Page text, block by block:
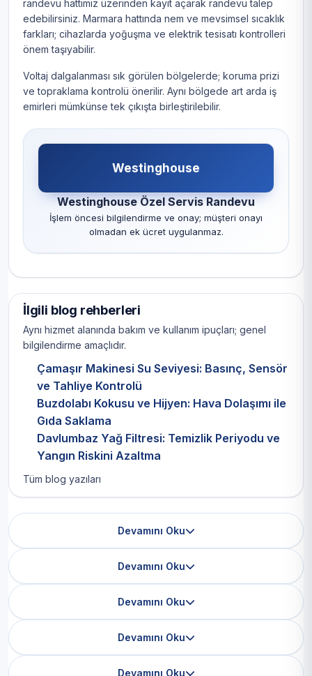
randevu hattımız üzerinden kayıt açarak randevu talep
edebilirsiniz. Marmara hattında nem ve mevsimsel sıcaklık
farkları; cihazlarda yoğuşma ve elektrik tesisatı kontrolleri
önem taşıyabilir.
Voltaj dalgalanması sık görülen bölgelerde; koruma prizi
ve topraklama kontrolü önerilir. Aynı bölgede art arda iş
emirleri mümkünse tek çıkışta birleştirilebilir.
Westinghouse
Westinghouse Özel Servis Randevu
İşlem öncesi bilgilendirme ve onay; müşteri onayı
olmadan ek ücret uygulanmaz.
İlgili blog rehberleri
Aynı hizmet alanında bakım ve kullanım ipuçları; genel
bilgilendirme amaçlıdır.
Çamaşır Makinesi Su Seviyesi: Basınç, Sensör
ve Tahliye Kontrolü
Buzdolabı Kokusu ve Hijyen: Hava Dolaşımı ile
Gıda Saklama
Davlumbaz Yağ Filtresi: Temizlik Periyodu ve
Yangın Riskini Azaltma
Tüm blog yazıları
Devamını Oku
Devamını Oku
Devamını Oku
Devamını Oku
Devamını Oku